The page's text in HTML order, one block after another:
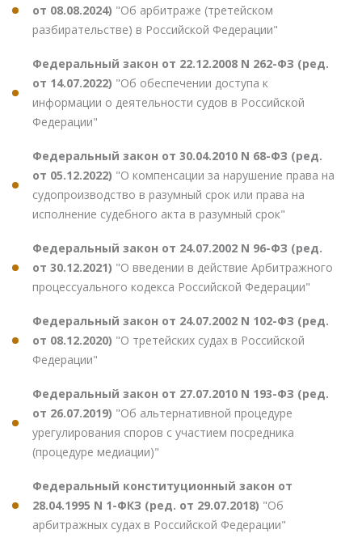
от 08.08.2024) "Об арбитраже (третейском
разбирательстве) в Российской Федерации"
Федеральный закон от 22.12.2008 N 262-ФЗ (ред.
от 14.07.2022) "Об обеспечении доступа к
информации о деятельности судов в Российской
Федерации"
Федеральный закон от 30.04.2010 N 68-ФЗ (ред.
от 05.12.2022) "О компенсации за нарушение права на
судопроизводство в разумный срок или права на
исполнение судебного акта в разумный срок"
Федеральный закон от 24.07.2002 N 96-ФЗ (ред.
от 30.12.2021) "О введении в действие Арбитражного
процессуального кодекса Российской Федерации"
Федеральный закон от 24.07.2002 N 102-ФЗ (ред.
от 08.12.2020) "О третейских судах в Российской
Федерации"
Федеральный закон от 27.07.2010 N 193-ФЗ (ред.
от 26.07.2019) "Об альтернативной процедуре
урегулирования споров с участием посредника
(процедуре медиации)"
Федеральный конституционный закон от
28.04.1995 N 1-ФКЗ (ред. от 29.07.2018) "Об
арбитражных судах в Российской Федерации"